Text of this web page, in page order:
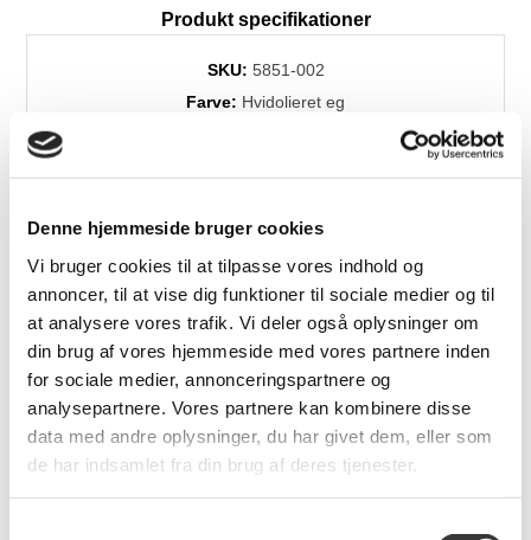
Denne hjemmeside bruger cookies
Vi bruger cookies til at tilpasse vores indhold og
annoncer, til at vise dig funktioner til sociale medier og til
at analysere vores trafik. Vi deler også oplysninger om
din brug af vores hjemmeside med vores partnere inden
for sociale medier, annonceringspartnere og
analysepartnere. Vores partnere kan kombinere disse
data med andre oplysninger, du har givet dem, eller som
de har indsamlet fra din brug af deres tjenester.
Produkt specifikationer
SKU: 5851-002
Farve: Hvidolieret eg
Levering:+4 uger
Brands:Skovby
Relaterede produkter
Lavpris